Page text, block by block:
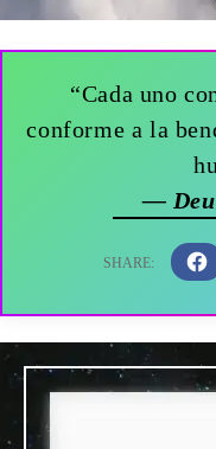
“Cada uno
conforme a la
—